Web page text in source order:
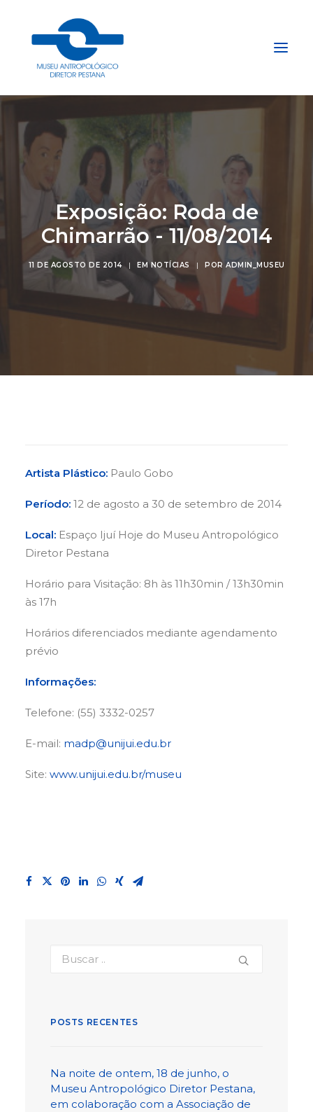
Início
Sobre
Apoie
Projetos
Gestão do Arquivo Fidene
Conecte
Exposição: Roda de
Chimarrão - 11/08/2014
11 DE AGOSTO DE 2014 | EMNOTÍCIAS | POR ADMIN_MUSEU
Artista Plástico: Paulo Gobo
Período: 12 de agosto a 30 de setembro de 2014
Local: Espaço Ijuí Hoje do Museu Antropológico
Diretor Pestana
Horário para Visitação: 8h às 11h30min / 13h30min
às 17h
Horários diferenciados mediante agendamento
prévio
Informações:
Telefone: (55) 3332-0257
E-mail: madp@unijui.edu.br
Site: www.unijui.edu.br/museu
POSTS RECENTES
Na noite de ontem, 18 de junho, o
Museu Antropológico Diretor Pestana,
em colaboração com a Associação de